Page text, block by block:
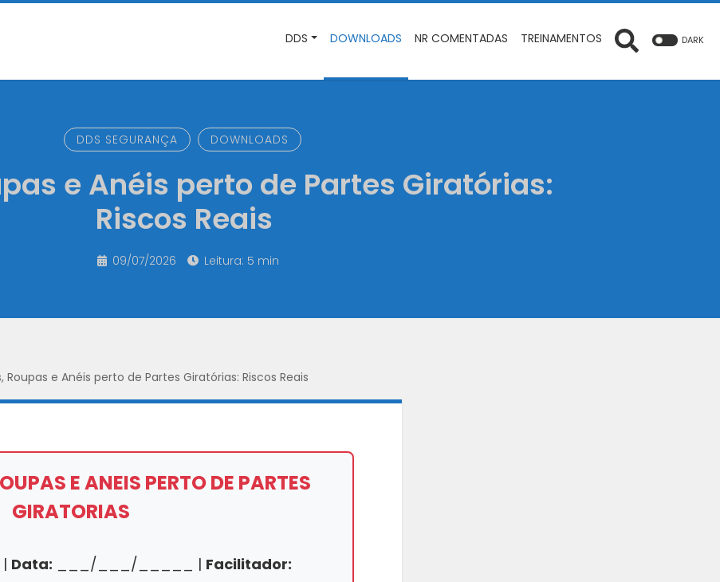
DDS DOWNLOADS NR COMENTADAS TREINAMENTOS DARK
DDS SEGURANÇA DOWNLOADS
e Anéis perto de Partes Giratórias:
Riscos Reais
09/07/2026 Leitura: 5 min
Roupas e Anéis perto de Partes Giratórias: Riscos Reais
E ANEIS PERTO DE PARTES
GIRATORIAS
Data: ___/___/_____ | Facilitador: